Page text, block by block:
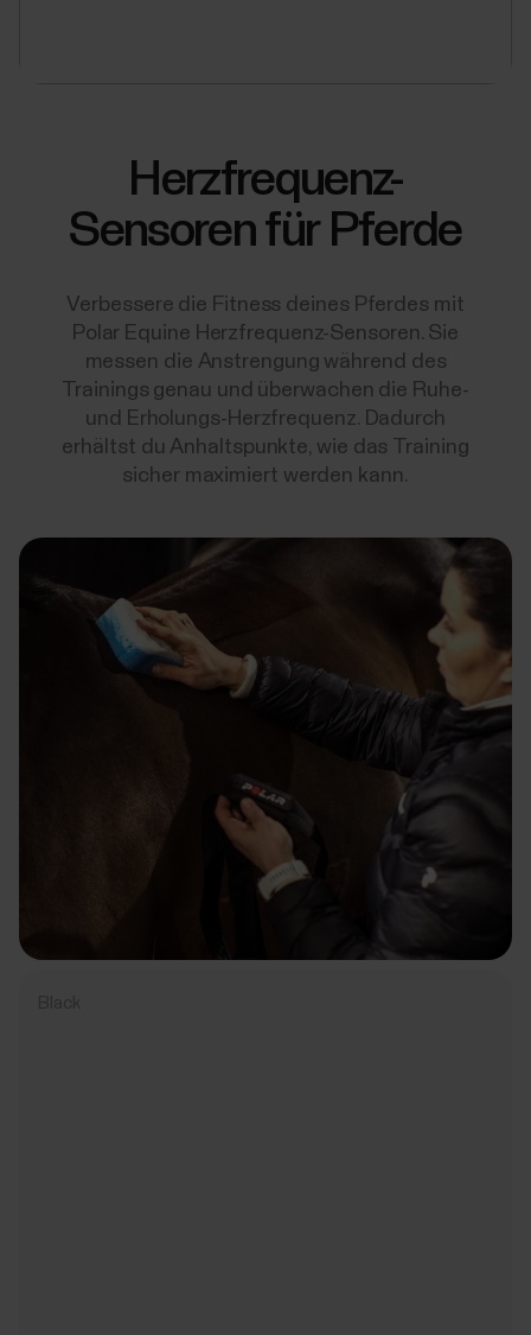
Herzfrequenz-
Sensoren für Pferde
Verbessere die Fitness deines Pferdes mit
Polar Equine Herzfrequenz-Sensoren. Sie
messen die Anstrengung während des
Trainings genau und überwachen die Ruhe-
und Erholungs-Herzfrequenz. Dadurch
erhältst du Anhaltspunkte, wie das Training
sicher maximiert werden kann.